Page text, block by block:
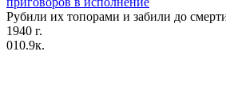
Рубили их топорами и забили до
1940 г.
010.9к.